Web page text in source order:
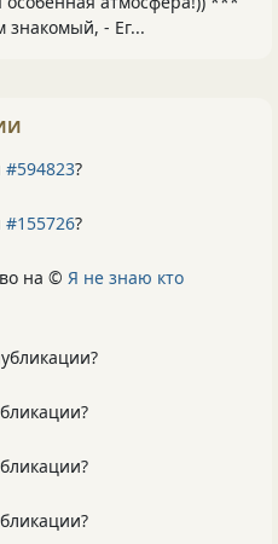
знакомый, - Ег...
#594823?
#155726?
на © Я не знаю кто